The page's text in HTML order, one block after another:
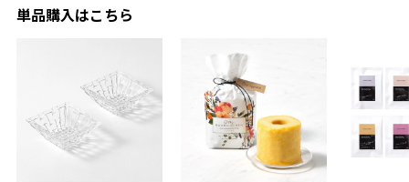
ちらも大変気に入ったと写
を選んでよかったし他の友
人にもお勧めしたいと感じ
ました。
また、こちら不注意でメー
で、いい思い出になりまし
単品購入はこちら